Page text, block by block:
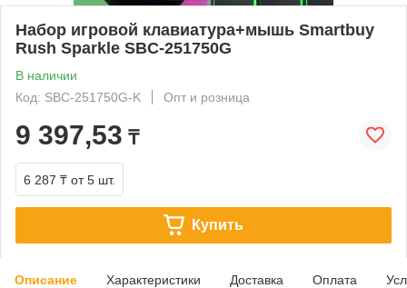
Набор игровой клавиатура+мышь Smartbuy
Rush Sparkle SBC-251750G
В наличии
Код: SBC-251750G-K
Опт и розница
9 397,53 ₸
6 287 ₸ от 5 шт.
Купить
Описание Характеристики Доставка Оплата